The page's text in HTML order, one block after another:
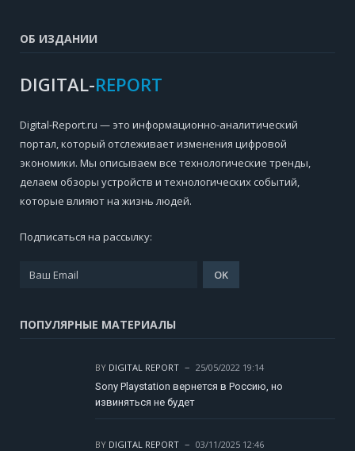
ОБ ИЗДАНИИ
DIGITAL-REPORT
Digital-Report.ru — это информационно-аналитический
портал, который отслеживает изменения цифровой
экономики. Мы описываем все технологические тренды,
делаем обзоры устройств и технологических событий,
которые влияют на жизнь людей.
Подписаться на рассылку:
ПОПУЛЯРНЫЕ МАТЕРИАЛЫ
BY DIGITAL REPORT
25/05/2022 19:14
Sony Playstation вернется в Россию, но
извиняться не будет
BY DIGITAL REPORT
03/11/2025 12:46